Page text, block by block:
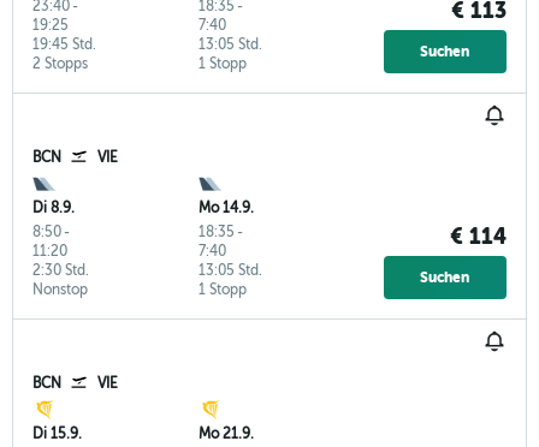
23:40-
19:25
2 Stopps
19:45 Std.
18:35 -
7:40
1 Stopp
13:05 Std.
€ 113
Suchen
BCN VIE
Di 8.9.
8:50-
11:20
Nonstop
2:30 Std.
Mo 14.9.
18:35 -
7:40
1 Stopp
13:05 Std.
€ 114
Suchen
BCN VIE
Di 15.9.
Mo 21.9.